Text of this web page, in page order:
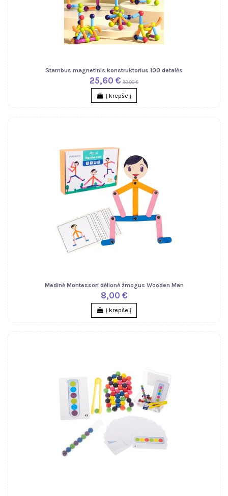
Stambus magnetinis konstruktorius 100 detalės
25,60 € 32,00 €
Į krepšelį
Medinė Montessori dėlionė žmogus Wooden Man
8,00 €
Į krepšelį